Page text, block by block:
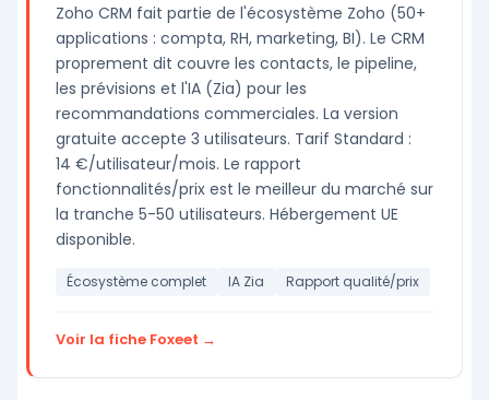
Zoho CRM fait partie de l'écosystème Zoho (50+
applications : compta, RH, marketing, BI). Le CRM
proprement dit couvre les contacts, le pipeline,
les prévisions et l'IA (Zia) pour les
recommandations commerciales. La version
gratuite accepte 3 utilisateurs. Tarif Standard :
14 €/utilisateur/mois. Le rapport
fonctionnalités/prix est le meilleur du marché sur
la tranche 5-50 utilisateurs. Hébergement UE
disponible.
Écosystème complet IA Zia Rapport qualité/prix
Voir la fiche Foxeet →